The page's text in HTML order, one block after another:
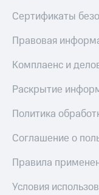
Сертификаты
Правовая
Комплаенс и
Раскрытие
Политика
Соглашение о
Правила
Условия